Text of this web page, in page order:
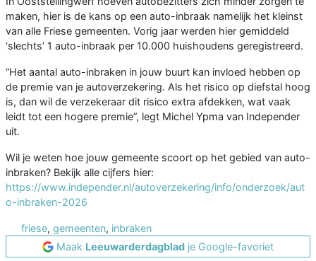
maken, hier is de kans op een auto-inbraak namelijk het kleinst
van alle Friese gemeenten. Vorig jaar werden hier gemiddeld
‘slechts’ 1 auto-inbraak per 10.000 huishoudens geregistreerd.
“Het aantal auto-inbraken in jouw buurt kan invloed hebben op
de premie van je autoverzekering. Als het risico op diefstal hoog
is, dan wil de verzekeraar dit risico extra afdekken, wat vaak
leidt tot een hogere premie”, legt Michel Ypma van Independer
uit.
Wil je weten hoe jouw gemeente scoort op het gebied van auto-
inbraken? Bekijk alle cijfers hier:
https://www.independer.nl/autoverzekering/info/onderzoek/aut
o-inbraken-2026
friese, gemeenten, inbraken
Maak Leeuwarderdagblad je Google-favoriet